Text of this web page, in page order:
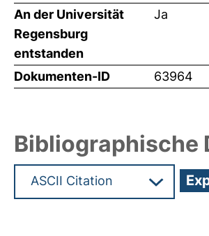
An der Universität
Regensburg
entstanden
Ja
Dokumenten-ID 63964
Bibliographische